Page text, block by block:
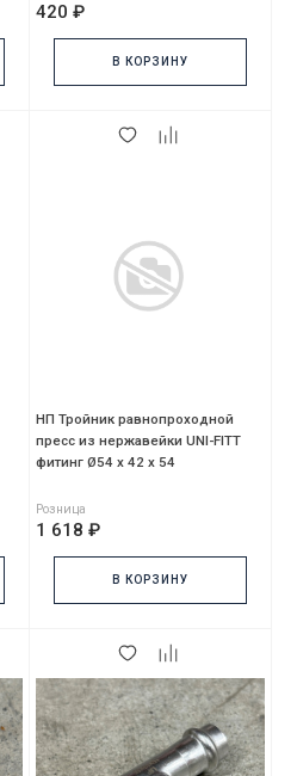
420 ₽
В КОРЗИНУ
НП Тройник равнопроходной
пресс из нержавейки UNI-FITT
фитинг Ø54 х 42 х 54
Розница
1 618 ₽
В КОРЗИНУ